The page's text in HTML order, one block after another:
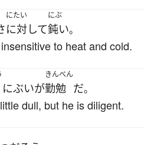
にたい
に対して
にぶ
鈍い。
to heat and cold.
にぶいが
きんべん
勤勉 だ。
dull, but he is diligent.